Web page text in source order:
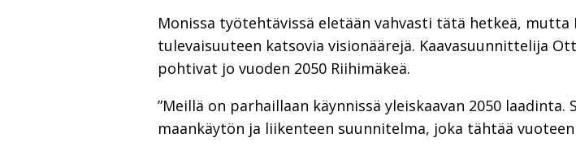
Monissa työtehtävissä eletään vahvasti tätä hetkeä,
tulevaisuuteen katsovia visionäärejä. Kaavasuunnittelija
pohtivat jo vuoden 2050 Riihimäkeä.
”Meillä on parhaillaan käynnissä yleiskaavan 2050
maankäytön ja liikenteen suunnitelma, joka tähtää